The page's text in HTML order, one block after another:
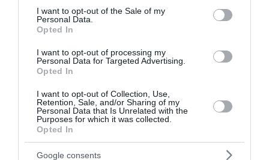
consent section.
I want to opt-out of the Sale of my
Personal Data.
Opted In
I want to opt-out of processing my
Personal Data for Targeted Advertising.
Opted In
I want to opt-out of Collection, Use,
Retention, Sale, and/or Sharing of my
Personal Data that Is Unrelated with the
Purposes for which it was collected.
Opted In
Google consents
καταγγελίες του για τα «πράσινα σπιτάκια» θέτει ο
Άδωνις Γεωργιάδης. Σε ανάρτησή του υπουργός
17:02 | 05 Αυγούστου 2026 Πολιτική